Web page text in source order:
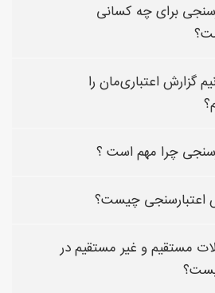
برای چه کسانی
گزارش اعتباری‌مان را
چرا مهم است ؟
اعتبارسنجی چیست؟
مستقیم و غیر مستقیم در